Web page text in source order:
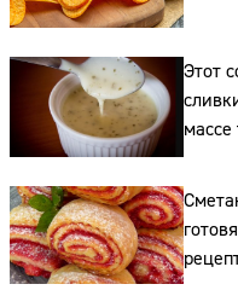
Этот